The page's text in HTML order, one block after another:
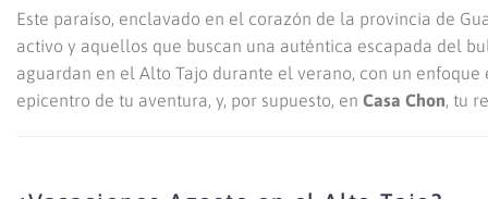
Este paraíso, enclavado en el corazón de la provincia de
activo y aquellos que buscan una auténtica escapada del
aguardan en el Alto Tajo durante el verano, con un
epicentro de tu aventura, y, por supuesto, en Casa Chon, tu